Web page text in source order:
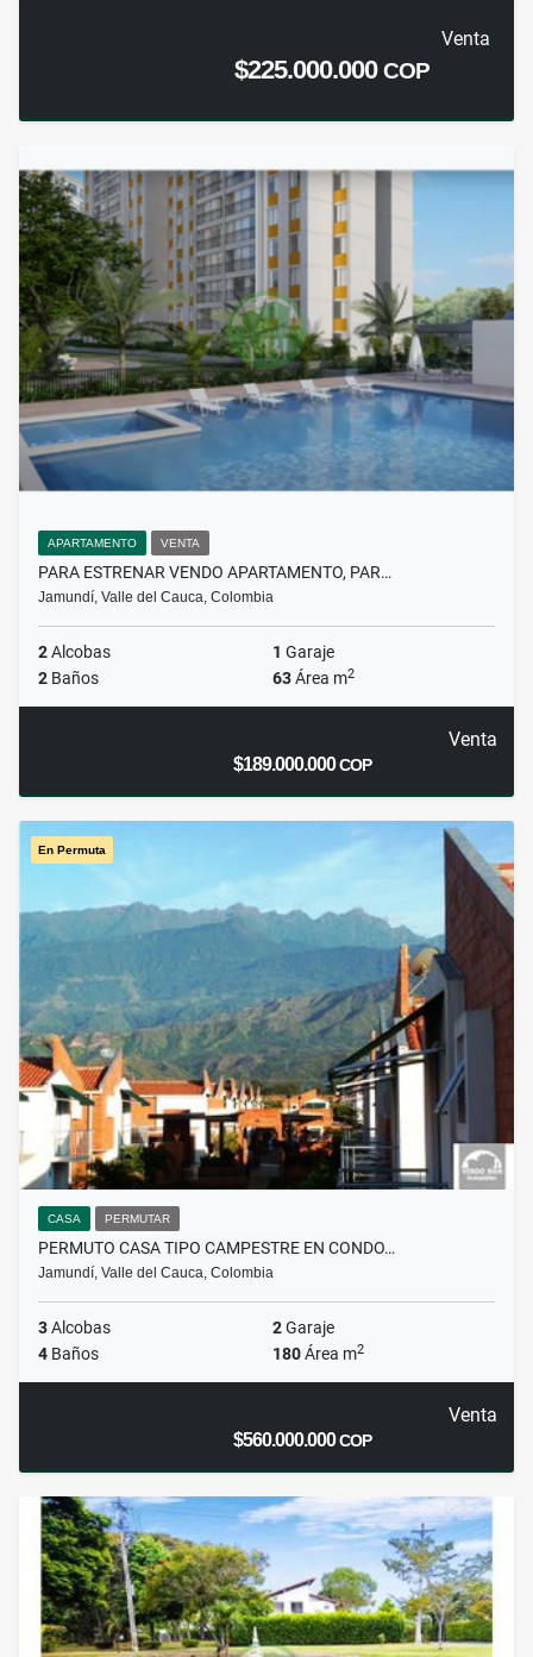
Venta
$225.000.000COP
APARTAMENTO VENTA
PARA ESTRENAR VENDO APARTAMENTO, PAR…
Jamundí, Valle del Cauca, Colombia
2Alcobas 1 Garaje
2 Baños 63Área m2
Venta
$189.000.000COP
En Permuta
CASA PERMUTAR
PERMUTO CASA TIPO CAMPESTRE EN CONDO…
Jamundí, Valle del Cauca, Colombia
3Alcobas 2Garaje
4 Baños 180Área m2
Venta
$560.000.000COP